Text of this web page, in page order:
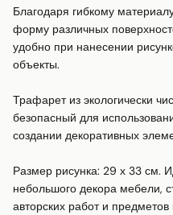
Благодаря гибкому
форму различных
удобно при нанесении
объекты.
Трафарет из экологически
безопасный для
создании декоративных
Размер рисунка: 29 х 33 см.
небольшого декора мебели,
авторских работ и